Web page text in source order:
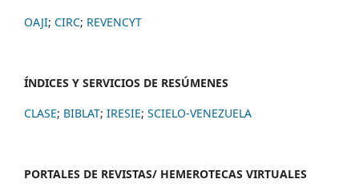
OAJI; CIRC; REVENCYT
ÍNDICES Y SERVICIOS DE RESÚMENES
CLASE; BIBLAT; IRESIE; SCIELO-VENEZUELA
PORTALES DE REVISTAS/ HEMEROTECAS VIRTUALES